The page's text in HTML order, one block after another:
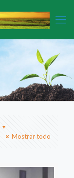
Mostrar todo